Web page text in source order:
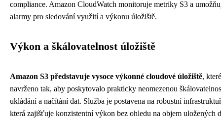
compliance. Amazon CloudWatch monitoruje metriky S3 a
alarmy pro sledování využití a výkonu úložiště.
Výkon a škálovatelnost úložiště
Amazon S3 představuje vysoce výkonné cloudové úložiště,
navrženo tak, aby poskytovalo prakticky neomezenou
ukládání a načítání dat. Služba je postavena na robustní
která zajišťuje konzistentní výkon bez ohledu na objem uložených